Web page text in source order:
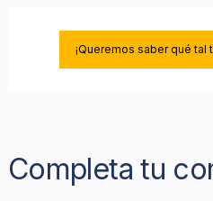
¡Queremos saber qué tal
Completa tu